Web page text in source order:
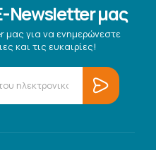
Newsletter μας
μας για να ενημερώνεστε
και τις ευκαιρίες!